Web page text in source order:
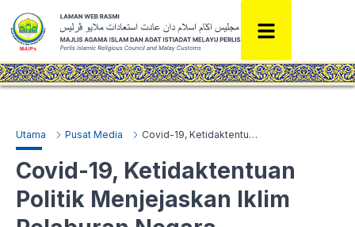
Utama Pusat Media Covid-19, Ketidaktentuan Politik Menjejaskan Iklim Pelaburan Negara
Covid-19, Ketidaktentuan
Politik Menjejaskan Iklim